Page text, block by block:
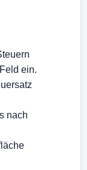
ein.
nach